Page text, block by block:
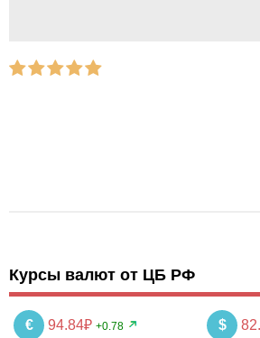
Курсы валют от ЦБ РФ
€ 94.84₽ +0.78 $